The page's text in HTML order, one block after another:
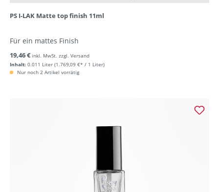
PS I-LAK Matte top finish 11ml
Für ein mattes Finish
Inhalt: 0.011 Liter (1.769,09 €* / 1 Liter)
19,46 € inkl. MwSt. zzgl. Versand
Nur noch 2 Artikel vorrätig